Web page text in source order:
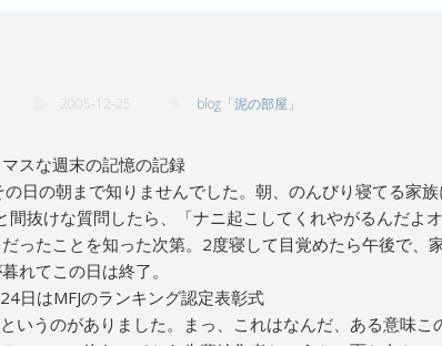
2005-12-25 blog「泥の部屋」
スな週末の記憶の記録
日の朝まで知りませんでした。朝、のんびり寝てる家族
間抜けな質問したら、「ナニ起こしてくれやがるんだよ
ったことを知った次第。2度寝して目覚めたら午後で、
れてこの日は終了。
24日はMFJのランキング認定表彰式
というのがありました。まっ、これはなんだ、ある意味こ